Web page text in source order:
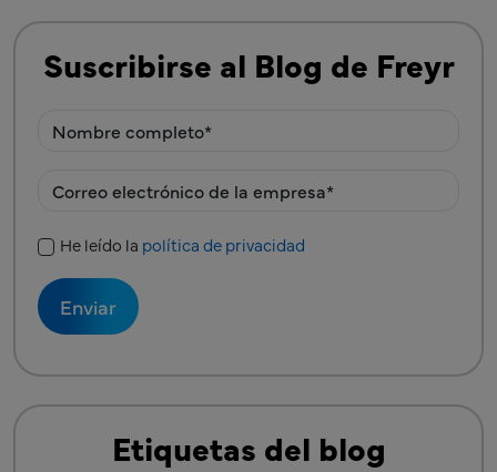
Suscribirse al Blog de Freyr
Política de privacidad
He leído la política de privacidad
Etiquetas del blog